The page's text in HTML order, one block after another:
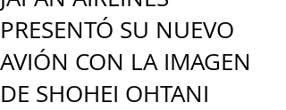
PRESENTÓ SU NUEVO
AVIÓN CON LA IMAGEN
DE SHOHEI OHTANI